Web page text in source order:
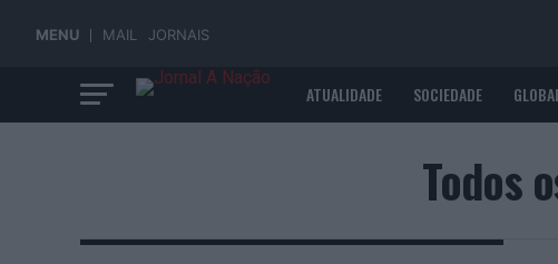
MENU MAIL JORNAIS
ATUALIDADE SOCIEDADE
Todos